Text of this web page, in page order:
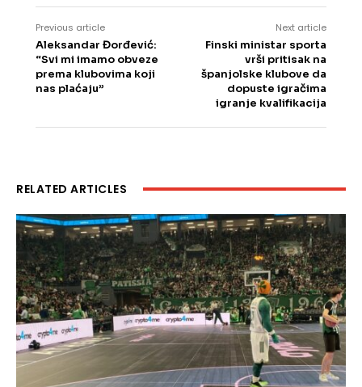
Previous article
Aleksandar Đorđević:
“Svi mi imamo obveze
prema klubovima koji
nas plaćaju”
Next article
Finski ministar sporta
vrši pritisak na
španjolske klubove da
dopuste igračima
igranje kvalifikacija
RELATED ARTICLES